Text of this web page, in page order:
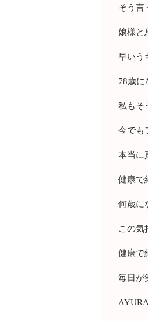
そう言
娘様と
早いう
78歳に
私もそ
今でも
本当に
健康で
何歳に
この気
健康で
毎日が